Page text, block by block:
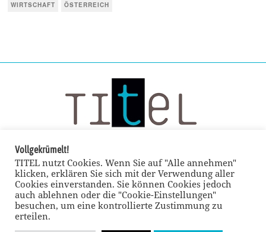
WIRTSCHAFT
ÖSTERREICH
Vollgekrümelt!
TITEL nutzt Cookies. Wenn Sie auf "Alle annehmen"
klicken, erklären Sie sich mit der Verwendung aller
Cookies einverstanden. Sie können Cookies jedoch
auch ablehnen oder die "Cookie-Einstellungen"
besuchen, um eine kontrollierte Zustimmung zu
erteilen.